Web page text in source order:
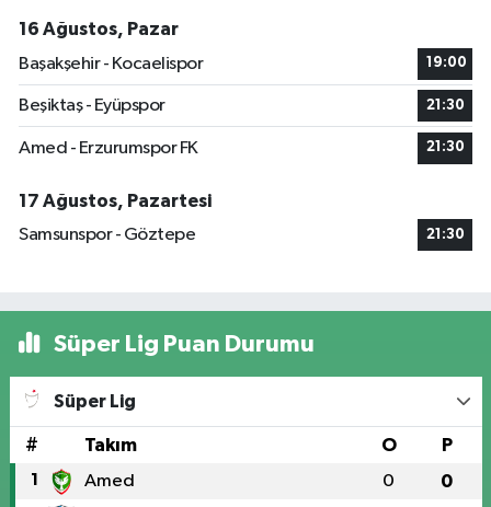
16 Ağustos, Pazar
Başakşehir - Kocaelispor
19:00
Beşiktaş - Eyüpspor 21:30
Amed - Erzurumspor FK 21:30
17 Ağustos, Pazartesi
Samsunspor - Göztepe
21:30
Süper Lig Puan Durumu
Süper Lig
# Takım O P
1 Amed 0 0